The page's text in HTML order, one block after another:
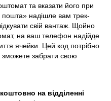
та вказати його при
надішле вам трек-
свій вантаж. Щойно
на ваш телефон надійде
ячейки. Цей код потрібно
зможете забрати свою
на відділенні